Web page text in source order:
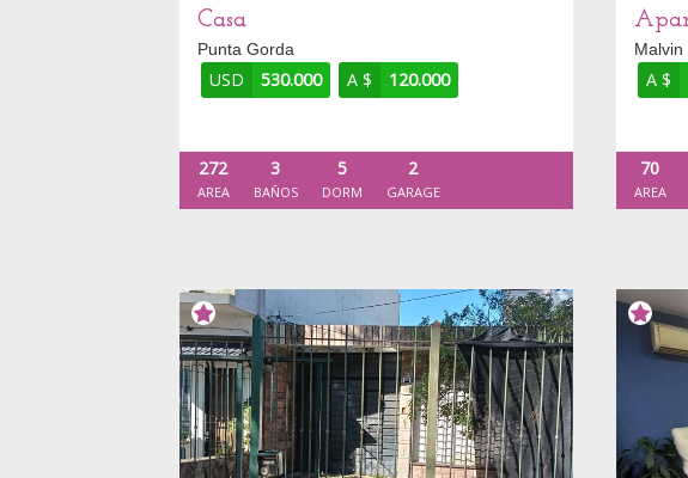
Casa
Punta Gorda
USD 530.000 A $ 120.000
272
AREA
3
BAÑOS
5
DORM
2
GARAGE
Malvin
A $
70
AREA